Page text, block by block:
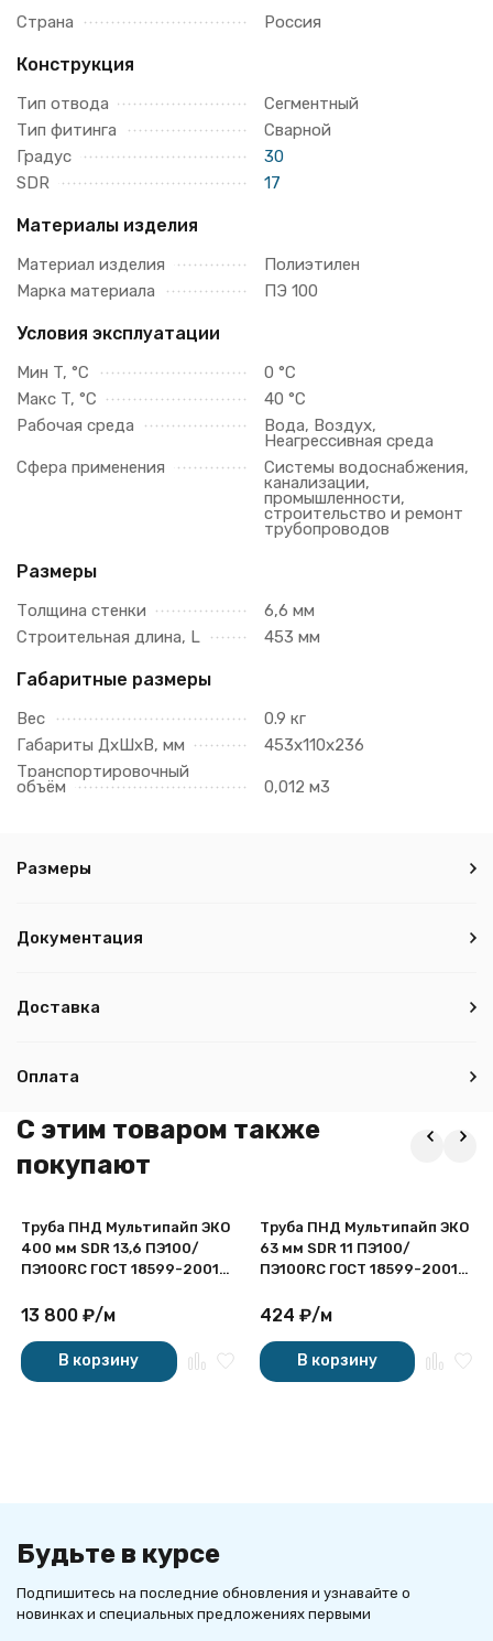
Страна Россия
Конструкция
Тип отвода
Сегментный
Тип фитинга
Сварной
Градус
30
SDR
17
Материалы изделия
Материал изделия
Полиэтилен
Марка материала
ПЭ 100
Условия эксплуатации
Мин T, °C
0 °C
Макс T, °C
40 °C
Рабочая среда
Вода, Воздух,
Неагрессивная среда
Сфера применения
Системы водоснабжения,
канализации,
промышленности,
строительство и ремонт
трубопроводов
Размеры
Толщина стенки
6,6 мм
Строительная длина, L
453 мм
Габаритные размеры
Вес
0.9 кг
Габариты ДхШхВ, мм
453х110х236
Транспортировочный
объём 0,012 м3
Размеры
Документация
Доставка
Оплата
C этим товаром также
покупают
Труба ПНД Мультипайп ЭКО
400 мм SDR 13,6 ПЭ100/
ПЭ100RC ГОСТ 18599-2001
13 800 ₽/м
В корзину
Труба ПНД Мультипайп ЭКО
63 мм SDR 11 ПЭ100/
ПЭ100RC ГОСТ 18599-2001
424 ₽/м
В корзину
Будьте в курсе
Подпишитесь на последние обновления и узнавайте о
новинках и специальных предложениях первыми